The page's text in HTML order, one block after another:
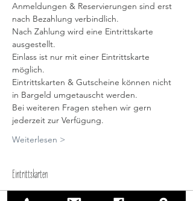
Anmeldungen & Reservierungen sind erst
nach Bezahlung verbindlich.
Nach Zahlung wird eine Eintrittskarte
ausgestellt.
Einlass ist nur mit einer Eintrittskarte
möglich.
Eintrittskarten & Gutscheine können nicht
in Bargeld umgetauscht werden.
Bei weiteren Fragen stehen wir gern
jederzeit zur Verfügung.
Weiterlesen >
Eintrittskarten